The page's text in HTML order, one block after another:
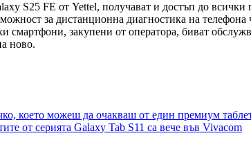
S25 FE от Yettel, получават и достъп до всички
за дистанционна диагностика на
смартфони, закупени от оператора, биват
ново.
което можеш да очакваш от един премиум
от серията Galaxy Tab S11 са вече във Vivacom